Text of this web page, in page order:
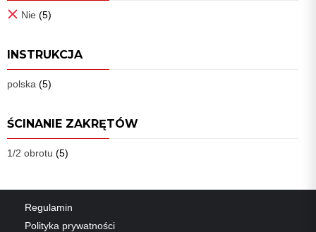
Nie (5)
INSTRUKCJA
polska (5)
ŚCINANIE ZAKRĘTÓW
1/2 obrotu (5)
Regulamin
Polityka prywatności